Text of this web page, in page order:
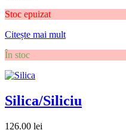
Stoc epuizat
Citește mai mult
În stoc
Silica/Siliciu
126.00 lei